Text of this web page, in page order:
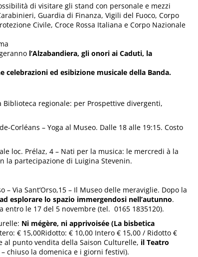
di visitare gli stand con personale e mezzi
Guardia di Finanza, Vigili del Fuoco, Corpo
Civile, Croce Rossa Italiana e Corpo Nazionale
l’Alzabandiera, gli onori ai Caduti, la
celebrazioni ed esibizione musicale della Banda.
Biblioteca regionale: per Prospettive divergenti,
Corléans – Yoga al Museo. Dalle 18 alle 19:15. Costo
loc. Prélaz, 4 – Nati per la musica: le mercredi à la
la partecipazione di Luigina Stevenin.
Via Sant’Orso,15 – Il Museo delle meraviglie. Dopo la
esplorare lo spazio immergendosi nell’autunno.
le 17 del 5 novembre (tel. 0165 1835120).
Ni mégère, ni apprivoisée (La bisbetica
€ 15,00Ridotto: € 10,00 Intero € 15,00 / Ridotto €
al punto vendita della Saison Culturelle, il Teatro
chiuso la domenica e i giorni festivi).